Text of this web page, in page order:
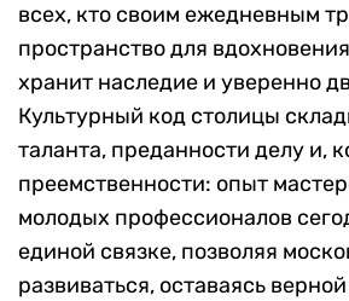
всех, кто своим ежедневным
пространство для
хранит наследие и уверенно
Культурный код столицы
таланта, преданности делу и,
преемственности: опыт
молодых профессионалов
единой связке, позволяя
развиваться, оставаясь